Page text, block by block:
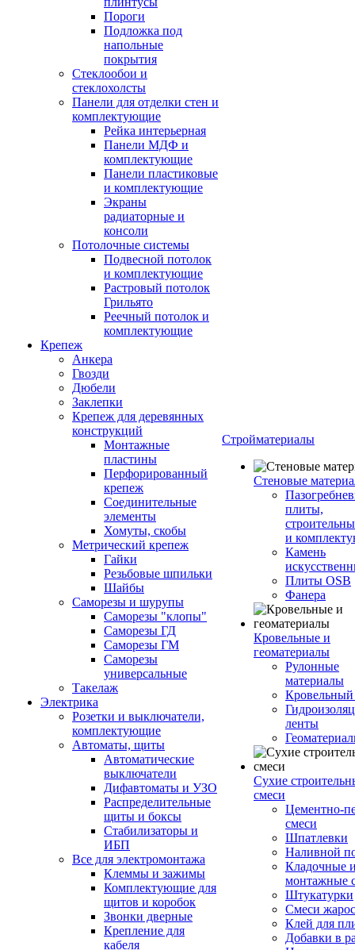
Пороги
Подложка под
напольные
покрытия
Стеклообои и
стеклохолсты
Панели для отделки стен и
комплектующие
Рейка интерьерная
Панели МДФ и
комплектующие
Панели пластиковые
и комплектующие
Экраны
радиаторные и
консоли
Потолочные системы
Подвесной потолок
и комплектующие
Растровый потолок
Грильято
Реечный потолок и
комплектующие
Крепеж
Анкера
Гвозди
Дюбели
Заклепки
Крепеж для деревянных
конструкций
Монтажные
пластины
Перфорированный
крепеж
Соединительные
элементы
Хомуты, скобы
Метрический крепеж
Гайки
Резьбовые шпильки
Шайбы
Саморезы и шурупы
Саморезы "клопы"
Саморезы ГД
Саморезы ГМ
Саморезы
универсальные
Такелаж
Электрика
Розетки и выключатели,
комплектующие
Автоматы, щиты
Автоматические
выключатели
Дифавтоматы и УЗО
Распределительные
щиты и боксы
Стабилизаторы и
ИБП
Все для электромонтажа
Клеммы и зажимы
Комплектующие для
щитов и коробок
Звонки дверные
Крепление для
кабеля
Стройматериалы
Стеновые
плиты,
и
Камень
Плиты OSB
Фанера
Кровельные и
геоматериалы
Рулонные
материалы
ленты
Сухие
смеси
Цементно-
смеси
Шпатлевки
Наливной
Кладочные
монтажные
Штукатурки
Смеси
Клей для
Добавки в